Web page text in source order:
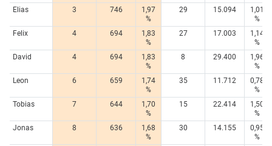
Elias
3 746
1,97
%
29 15.094
1,01
%
Felix
4 694
1,83
%
27 17.003
1,14
%
David
4 694
1,83
%
8 29.400
1,96
%
Leon
6 659
1,74
%
35 11.712
0,78
%
Tobias
7 644
1,70
%
15 22.414
1,50
%
Jonas
8 636
1,68
%
30 14.155
0,95
%